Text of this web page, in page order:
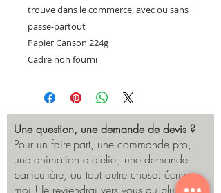
trouve dans le commerce, avec ou sans
passe-partout
Papier Canson 224g
Cadre non fourni
Une question, une demande de devis ?
Pour un faire-part, une commande pro,
une animation d'atelier, une demande
particulière, ou tout autre chose: écrivez-
moi ! Je reviendrai vers vous au plus vite.